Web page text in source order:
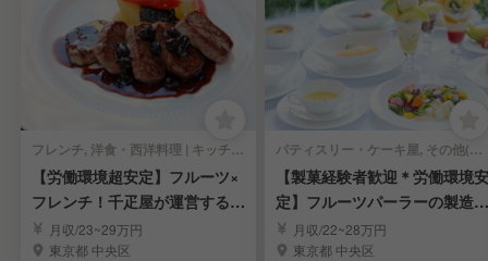
フレンチ, 洋食・西洋料理 | キッチンスタッフ
【労働環境超安定】フルーツ×
フレンチ！千疋屋が運営するレ
ストラン調理人
月収/23~29万円
東京都 中央区
パティスリー・ケーキ屋, その他(料理ジャンル) | キッチンスタッフ
【製菓経験者歓迎＊労働環境安
定】フルーツパーラーの製造・
調理スタッフ募集
月収/22~28万円
東京都 中央区